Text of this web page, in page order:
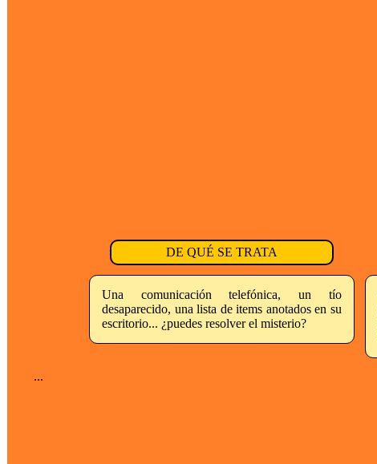
DE QUÉ SE TRATA
Una comunicación telefónica, un tío
desaparecido, una lista de items anotados en su
escritorio... ¿puedes resolver el misterio?
...